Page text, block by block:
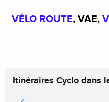
VÉLO ROUTE, VAE,
Itinéraires Cyclo dans